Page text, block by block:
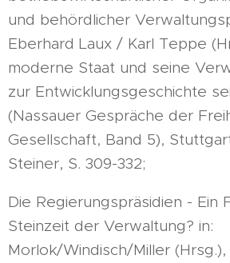
und behördlicher
Eberhard Laux / Karl Teppe
moderne Staat und seine
zur Entwicklungsgeschichte
(Nassauer Gespräche der
Gesellschaft, Band 5),
Steiner, S. 309-332;
Die Regierungspräsidien - Ein
Steinzeit der Verwaltung? in:
Morlok/Windisch/Miller